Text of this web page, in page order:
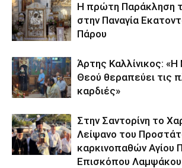
Η πρώτη Παράκληση
στην Παναγία
Πάρου
Άρτης Καλλίνικος:
Θεού θεραπεύει τις
καρδιές»
Στην Σαντορίνη το
Λείψανο του
καρκινοπαθών Αγίου
Επισκόπου Λαμψάκου